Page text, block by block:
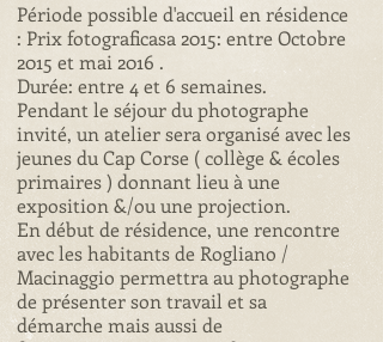
Période possible d'accueil en résidence
: Prix fotograficasa 2015: entre Octobre
2015 et mai 2016 .
Durée: entre 4 et 6 semaines.
Pendant le séjour du photographe
invité, un atelier sera organisé avec les
jeunesdu Cap Corse ( collège & écoles
primaires ) donnant lieu à une
exposition &/ou uneprojection.
En début de résidence, une rencontre
avec les habitants de Rogliano /
Macinaggio permettra au photographe
de présenter son travail et sa
démarche mais aussi de